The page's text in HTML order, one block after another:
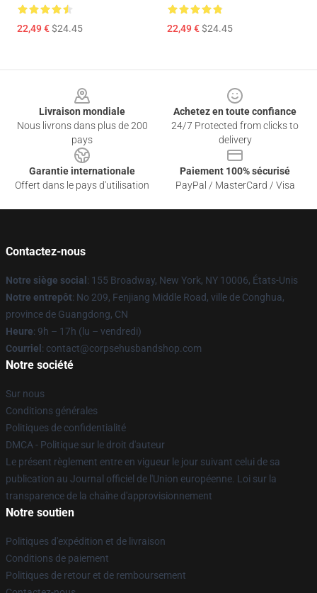
22,49 €$24.45 22,49 €$24.45
Livraison mondiale
Nous livrons dans plus de 200
pays
Achetez en toute confiance
24/7 Protected from clicks to
delivery
Garantie internationale
Offert dans le pays d'utilisation
Paiement 100% sécurisé
PayPal / MasterCard / Visa
Contactez-nous
Notre siège social : 155 Broadway, New York, NY 10006, États-Unis
Notre entrepôt: No 209, Fenjiang Middle Road, ville de Conghua,
province de Guangdong, CN
Heure: 9h – 17h (lu – vendredi)
Courriel : contact@corpsehusbandshop.com
Notre société
Sur nous
Conditions générales
Politiques de confidentialité
DMCA - Politique sur le droit d'auteur
Le présent règlement entre en vigueur le jour suivant celui de sa
publication au Journal officiel de l'Union européenne. Loi sur la
transparence de la chaîne d'approvisionnement
Notre soutien
Politiques d'expédition et de livraison
Conditions de paiement
Politiques de retour et de remboursement